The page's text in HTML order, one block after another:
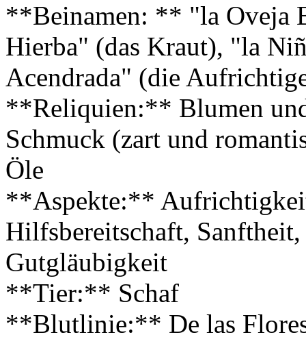
**Beinamen: ** "la Oveja
Hierba" (das Kraut), "la
Acendrada" (die
**Reliquien:** Blumen
Schmuck (zart und
Öle
**Aspekte:**
Hilfsbereitschaft,
Gutgläubigkeit
**Tier:** Schaf
**Blutlinie:** De las